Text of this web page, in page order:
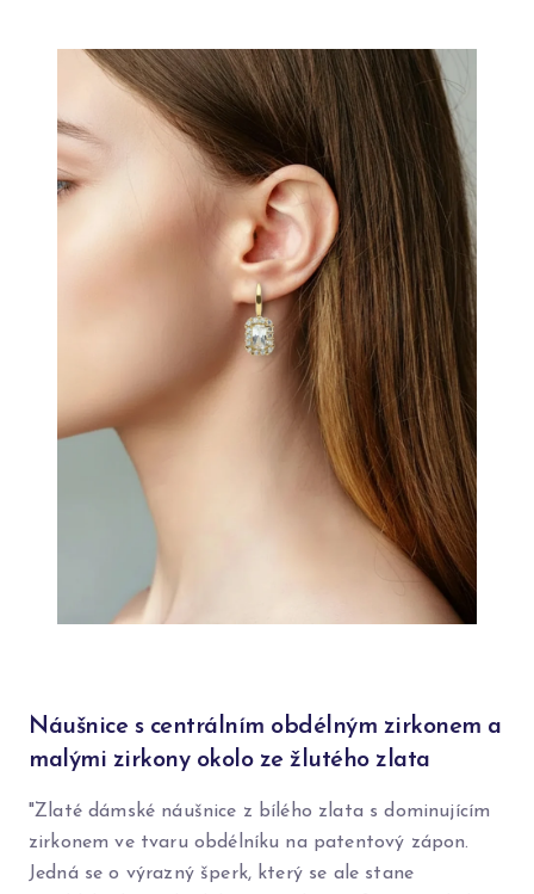
Náušnice s centrálním obdélným zirkonem a
malými zirkony okolo ze žlutého zlata
"Zlaté dámské náušnice z bílého zlata s dominujícím
zirkonem ve tvaru obdélníku na patentový zápon.
Jedná se o výrazný šperk, který se ale stane